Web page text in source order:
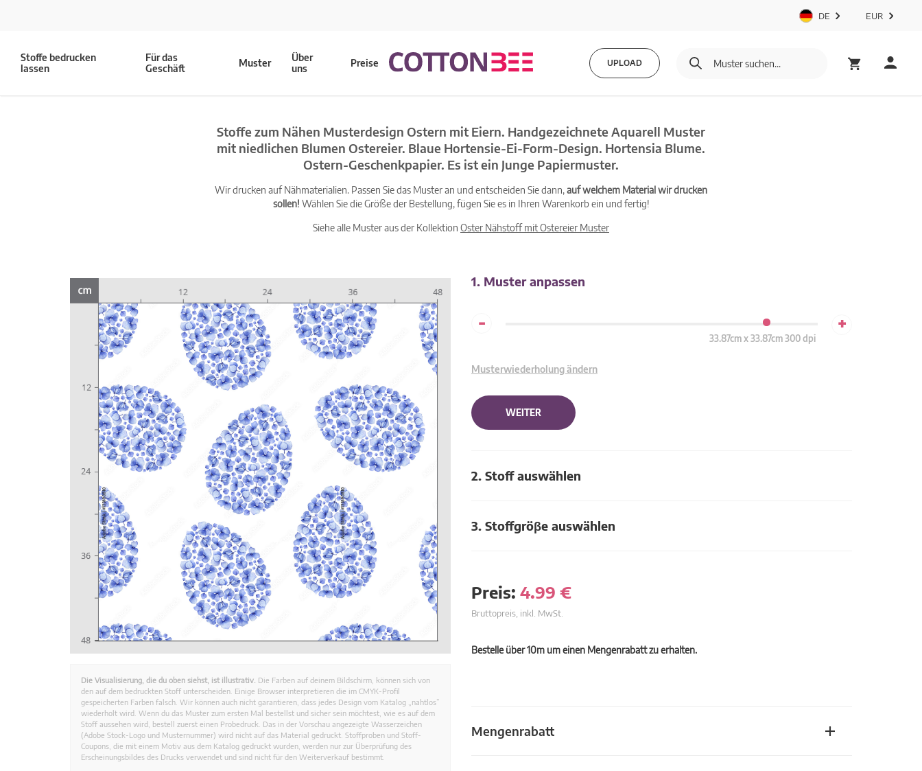
DE EUR
Stoffe bedrucken
lassen
Für das
Geschäft
Muster
Über
uns
Preise UPLOAD
Stoffe zum Nähen Musterdesign Ostern mit Eiern. Handgezeichnete Aquarell Muster
mit niedlichen Blumen Ostereier. Blaue Hortensie-Ei-Form-Design. Hortensia Blume.
Ostern-Geschenkpapier. Es ist ein Junge Papiermuster.
Wir drucken auf Nähmaterialien. Passen Sie das Muster an und entscheiden Sie dann,auf welchem Material wir drucken
sollen! Wählen Sie die Größe der Bestellung, fügen Sie es in Ihren Warenkorb ein und fertig!
Siehe alle Muster aus der Kollektion Oster Nähstoff mit Ostereier Muster
1. Muster anpassen
-
33.87cm x 33.87cm 300 dpi
+
Musterwiederholung ändern
WEITER
2. Stoff auswählen
3. Stoffgröβe auswählen
Preis: 4.99 €
Bruttopreis, inkl. MwSt.
Bestelle über 10m um einen Mengenrabatt zu erhalten.
Mengenrabatt
Die Visualisierung, die du oben siehst, ist illustrativ. Die Farben auf deinem Bildschirm, können sich von
den auf dem bedruckten Stoff unterscheiden. Einige Browser interpretieren die im CMYK-Profil
gespeicherten Farben falsch. Wir können auch nicht garantieren, dass jedes Design vom Katalog „nahtlos”
wiederholt wird. Wenn du das Muster zum ersten Mal bestellst und sicher sein möchtest, wie es auf dem
Stoff aussehen wird, bestell zuerst einen Probedruck. Das in der Vorschau angezeigte Wasserzeichen
(Adobe Stock-Logo und Musternummer) wird nicht auf das Material gedruckt. Stoffproben und Stoff-
Coupons, die mit einem Motiv aus dem Katalog gedruckt wurden, werden nur zur Überprüfung des
Erscheinungsbildes des Drucks verwendet und sind nicht für den Weiterverkauf bestimmt.